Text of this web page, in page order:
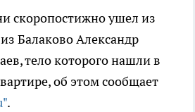
скоропостижно ушел из
Балаково Александр
тело которого нашли в
об этом сообщает
.